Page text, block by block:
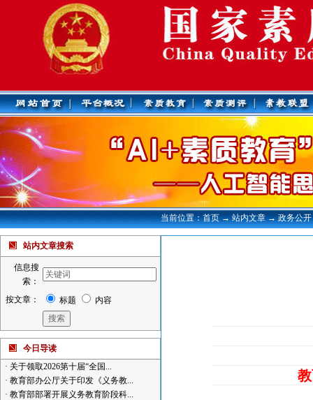
当前位置：首页 → 站内文章 → 政务公开
站内文章搜索
信息搜
索：
按文章：
标题 内容
今日导读
· 关于领取2026第十届“全国...
· 教育部办公厅关于印发《义务教...
· 教育部部署开展义务教育阶段科...